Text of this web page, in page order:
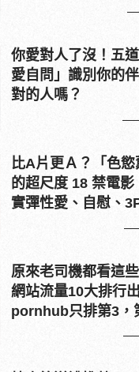
你愛對人了沒！五
愛自問」識別你的
對的人嗎？
比A片更Ａ？「色慾
的超尺度 18 禁電影
實彈性愛、自慰、
原來老司機都看這
網站流量10大排行
pornhub只排第3，